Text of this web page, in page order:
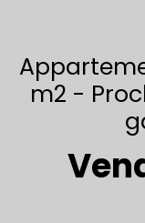
m2 -